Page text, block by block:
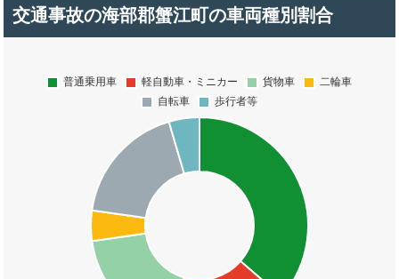
交通事故の海部郡蟹江町の車両種別割合